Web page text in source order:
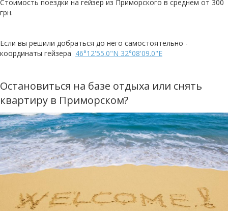
Стоимость поездки на гейзер из Приморского в среднем от 300
грн.
Если вы решили добраться до него самостоятельно -
координаты гейзера 46°12'55.0"N 32°08'09.0"E
Остановиться на базе отдыха или снять
квартиру в Приморском?